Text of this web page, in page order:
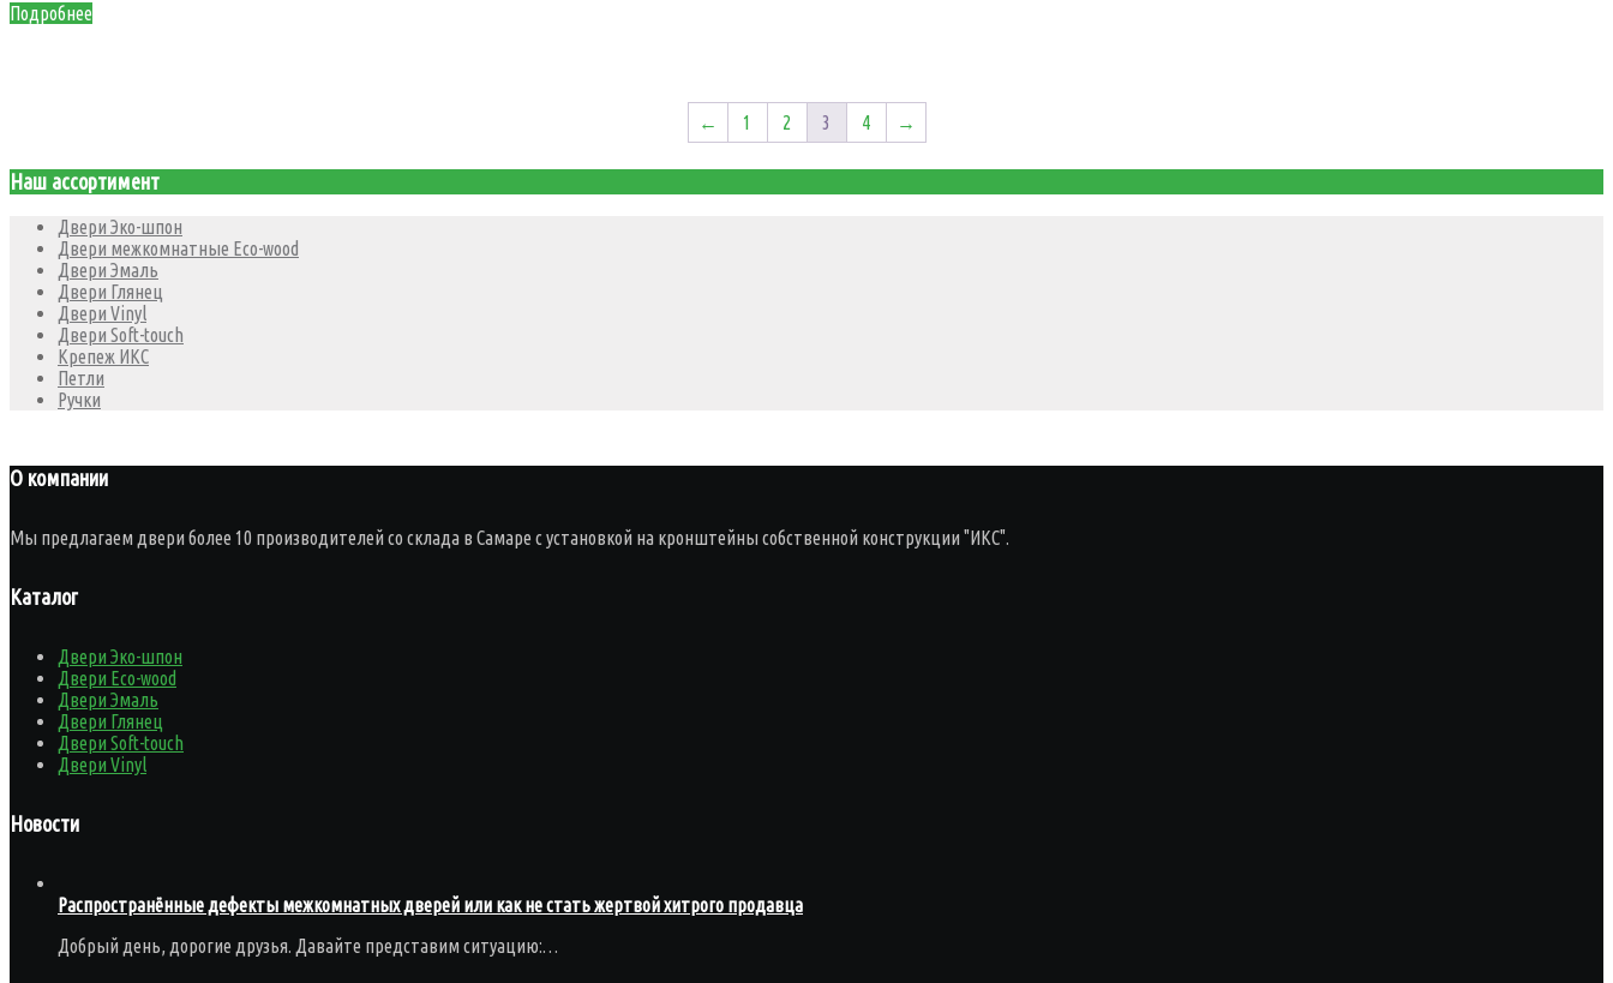
Подробнее
← 1 2 3 4 →
Наш ассортимент
Двери Эко-шпон
Двери межкомнатные Eco-wood
Двери Эмаль
Двери Глянец
Двери Vinyl
Двери Soft-touch
Крепеж ИКС
Петли
Ручки
О компании
Мы предлагаем двери более 10 производителей со склада в Самаре с установкой на кронштейны собственной конструкции "ИКС".
Каталог
Двери Эко-шпон
Двери Eco-wood
Двери Эмаль
Двери Глянец
Двери Soft-touch
Двери Vinyl
Новости
Распространённые дефекты межкомнатных дверей или как не стать жертвой хитрого продавца
Добрый день, дорогие друзья. Давайте представим ситуацию:…